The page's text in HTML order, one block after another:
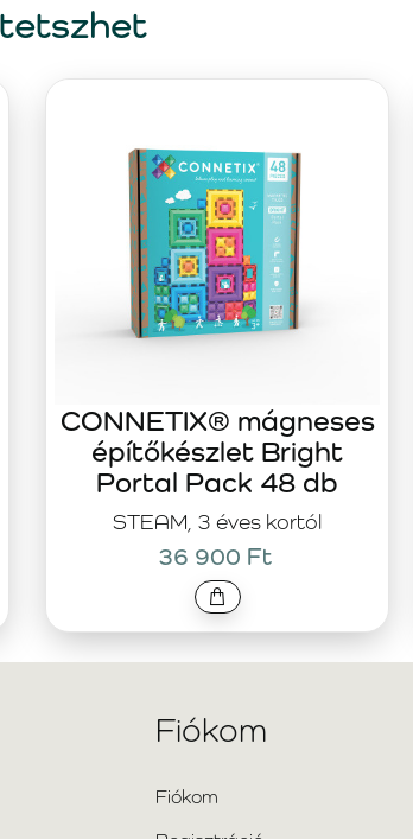
STEAM, 3 éves kortól
CONNETIX® mágneses
építőkészlet Bright
Portal Pack 48 db
36 900 Ft
Fiókom
Fiókom